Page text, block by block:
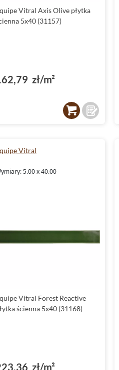
Vitral Axis Olive płytka
5x40 (31157)
zł/m²
Vitral
5.00 x 40.00
Vitral Forest Reactive
ścienna 5x40 (31168)
zł/m²